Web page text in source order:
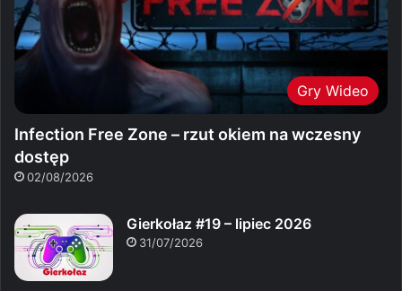
Gry Wideo
Infection Free Zone – rzut okiem na wczesny
dostęp
02/08/2026
Gierkołaz #19 – lipiec 2026
31/07/2026